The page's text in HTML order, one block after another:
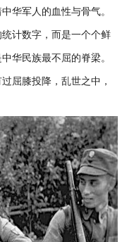
华军人的血性与骨气。
计数字，而是一个个鲜
华民族最不屈的脊梁。
屈膝投降，乱世之中，